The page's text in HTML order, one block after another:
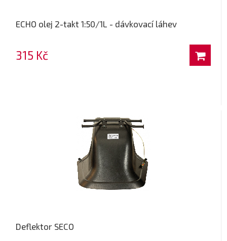
ECHO olej 2-takt 1:50/1L - dávkovací láhev
315 Kč
Deflektor SECO